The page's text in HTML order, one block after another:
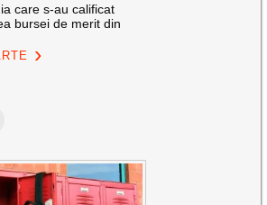
care s-au calificat
bursei de merit din